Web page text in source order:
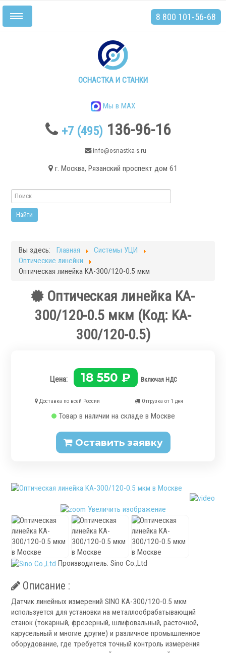
ОСНАСТКА И СТАНКИ
Мы в MAX
+7 (495) 136-96-16
info@osnastka-s.ru
г. Москва, Рязанский проспект дом 61
Включить/
выключить
8 800 101-56-68
Токарные станки
Токарные станки с ЧПУ
Плоскошлифовальные станки
Токарная оснастка
Механизированные патроны
Цанговые патроны
Кулачки токарные
Аксессуары для токарных патронов
Инструментальная оснастка
Вы здесь: Главная
Системы УЦИ
Оптические линейки
Оптическая линейка KA-300/120-0.5 мкм
Оптическая линейка KA-
300/120-0.5 мкм (Код: KA-
300/120-0.5)
Цена: 18 550 ₽ Включая НДС
Доставка по всей России Отгрузка от 1 дня
Товар в наличии на складе в Москве
Оставить заявку
Увеличить изображение
Производитель:Sino Co.,Ltd
Описание :
Датчик линейных измерений SINO KA-300/120-0.5 мкм
используется для установки на металлообрабатывающий
станок (токарный, фрезерный, шлифовальный, расточной,
карусельный и многие другие) и различное промышленное
оборудование, где требуется точный контроль измерения